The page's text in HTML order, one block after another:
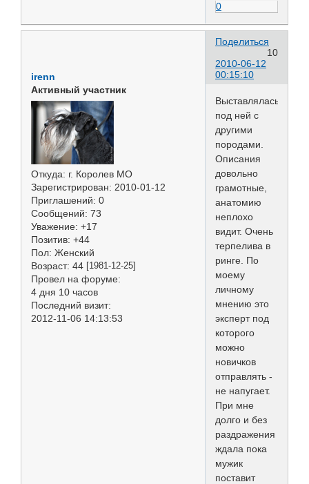
0
Поделиться
10
2010-06-12
00:15:10
irenn
Активный участник
Откуда: г. Королев МО
Зарегистрирован: 2010-01-12
Приглашений: 0
Сообщений: 73
Уважение: +17
Позитив: +44
Пол: Женский
Возраст: 44 [1981-12-25]
Провел на форуме:
4 дня 10 часов
Последний визит:
2012-11-06 14:13:53
Выставлялась
под ней с
другими
породами.
Описания
довольно
грамотные,
анатомию
неплохо
видит. Очень
терпелива в
ринге. По
моему
личному
мнению это
эксперт под
которого
можно
новичков
отправлять -
не напугает.
При мне
долго и без
раздражения
ждала пока
мужик
поставит